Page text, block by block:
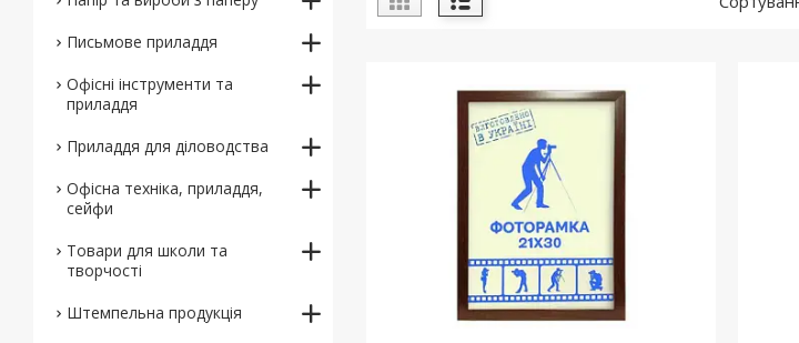
Письмове приладдя
Офісні інструменти та
приладдя
Приладдя для діловодства
Офісна техніка, приладдя,
сейфи
Товари для школи та
творчості
Штемпельна продукція